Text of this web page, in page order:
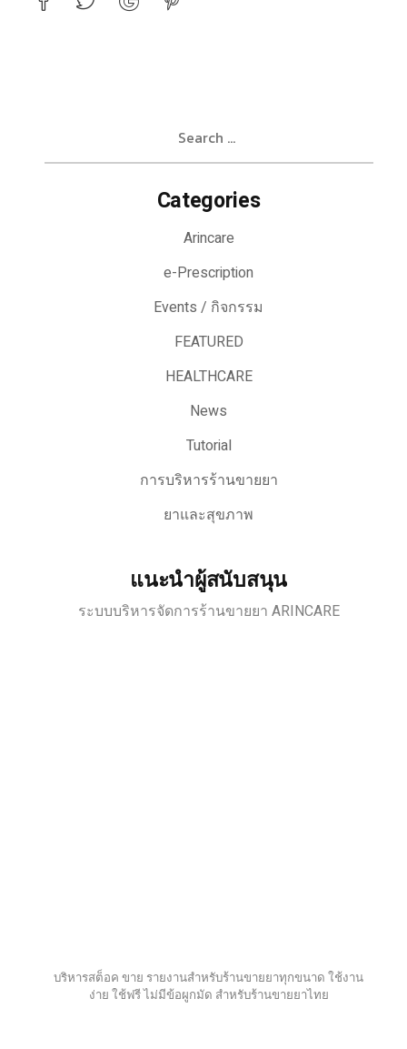
Categories
Arincare
e-Prescription
Events / กิจกรรม
FEATURED
HEALTHCARE
News
Tutorial
การบริหารร้านขายยา
ยาและสุขภาพ
แนะนำผู้สนับสนุน
ระบบบริหารจัดการร้านขายยา ARINCARE
บริหารสต็อค ขาย รายงานสำหรับร้านขายยาทุกขนาด ใช้งาน
ง่าย ใช้ฟรี ไม่มีข้อผูกมัด สำหรับร้านขายยาไทย